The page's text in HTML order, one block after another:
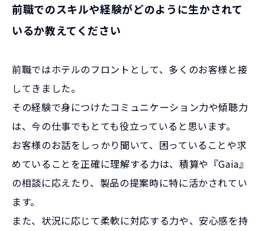
前職でのスキルや経験がどのように生かされて
いるか教えてください
前職ではホテルのフロントとして、多くのお客様と接
してきました。
その経験で身につけたコミュニケーション力や傾聴力
は、今の仕事でもとても役立っていると思います。
お客様のお話をしっかり聞いて、困っていることや求
めていることを正確に理解する力は、積算や『Gaia』
の相談に応えたり、製品の提案時に特に活かされてい
ます。
また、状況に応じて柔軟に対応する力や、安心感を持